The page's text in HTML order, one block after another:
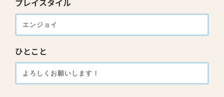
プレイスタイル
ひとこと